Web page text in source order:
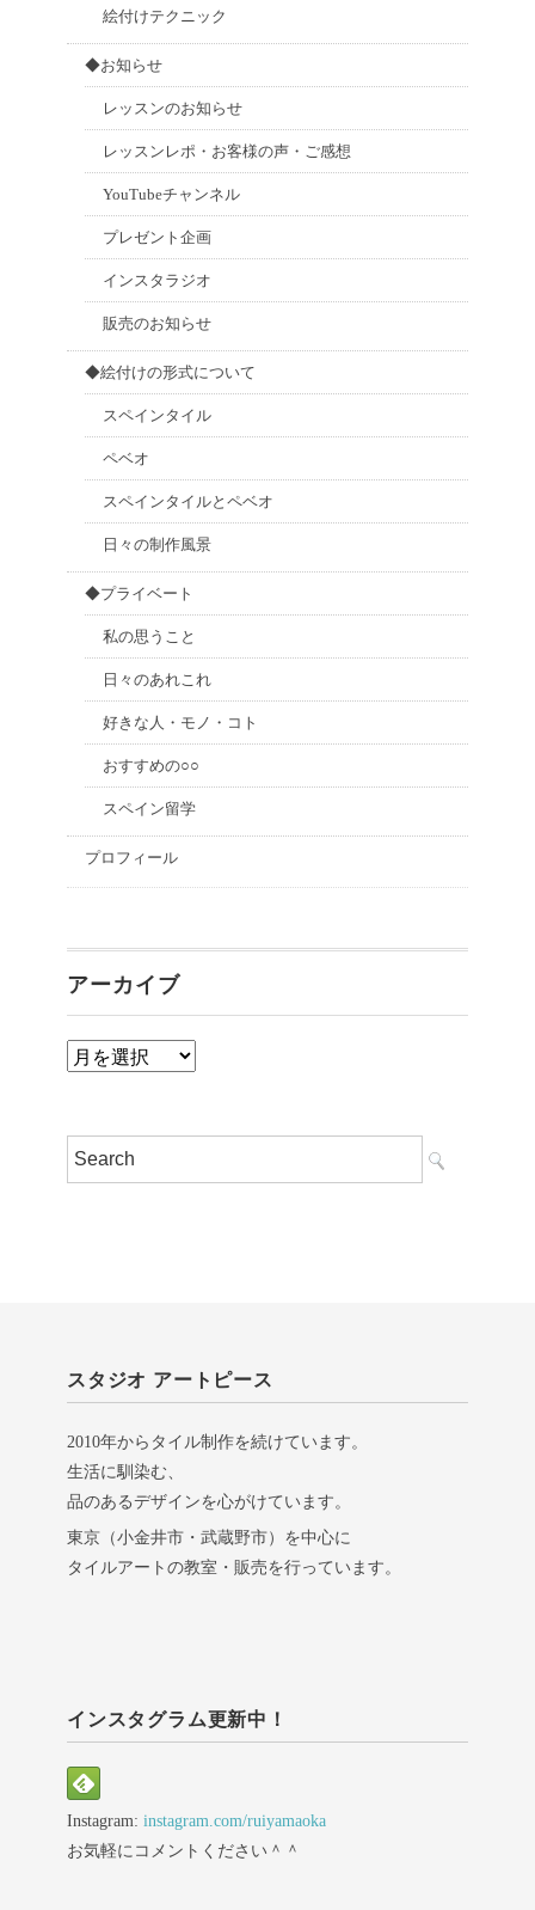
絵付けテクニック
◆お知らせ
レッスンのお知らせ
レッスンレポ・お客様の声・ご感想
YouTubeチャンネル
プレゼント企画
インスタラジオ
販売のお知らせ
◆絵付けの形式について
スペインタイル
ペベオ
スペインタイルとペベオ
日々の制作風景
◆プライベート
私の思うこと
日々のあれこれ
好きな人・モノ・コト
おすすめの○○
スペイン留学
プロフィール
アーカイブ
ア
イ
スタジオ アートピース
2010年からタイル制作を続けています。
生活に馴染む、
品のあるデザインを心がけています。
東京（小金井市・武蔵野市）を中心に
タイルアートの教室・販売を行っています。
インスタグラム更新中！
Instagram: instagram.com/ruiyamaoka
お気軽にコメントください＾＾